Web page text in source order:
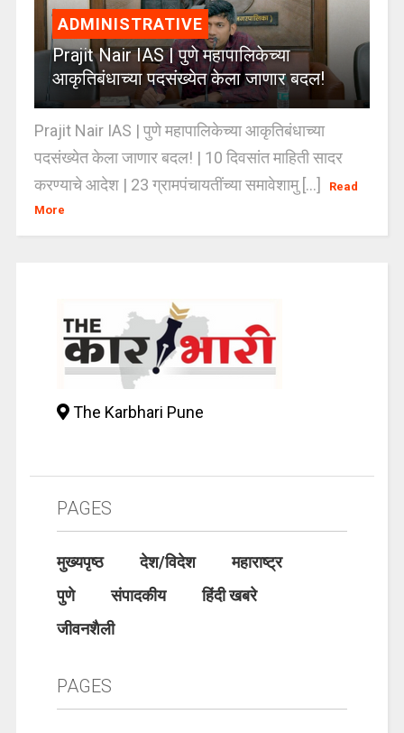
ADMINISTRATIVE
Prajit Nair IAS | पुणे महापालिकेच्या
आकृतिबंधाच्या पदसंख्येत केला जाणार बदल!
Prajit Nair IAS | पुणे महापालिकेच्या आकृतिबंधाच्या
पदसंख्येत केला जाणार बदल! | 10 दिवसांत माहिती सादर
करण्याचे आदेश | 23 ग्रामपंचायतींच्या समावेशामु [...]
Read
More
The Karbhari Pune
PAGES
मुख्यपृष्ठ देश/विदेश
महाराष्ट्र
पुणे
संपादकीय
हिंदी खबरे
जीवनशैली
PAGES